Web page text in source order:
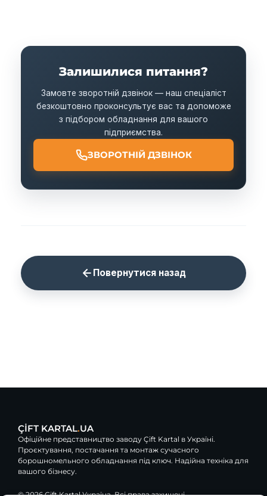
Залишилися питання?
Замовте зворотній дзвінок — наш спеціаліст
безкоштовно проконсультує вас та допоможе
з підбором обладнання для вашого
підприємства.
ЗВОРОТНІЙ ДЗВІНОК
Повернутися назад
ÇİFT KARTAL.UA
Офіційне представництво заводу Çift Kartal в Україні.
Проєктування, постачання та монтаж сучасного
борошномельного обладнання під ключ. Надійна техніка для
вашого бізнесу.